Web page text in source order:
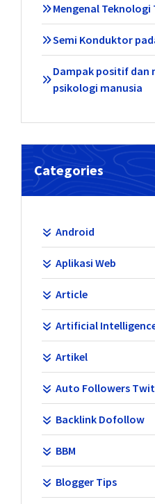
Mengenal Teknologi
Semi Konduktor
Dampak positif dan
psikologi manusia
Categories
Android
Aplikasi Web
Article
Artificial
Artikel
Auto Followers
Backlink Dofollow
BBM
Blogger Tips